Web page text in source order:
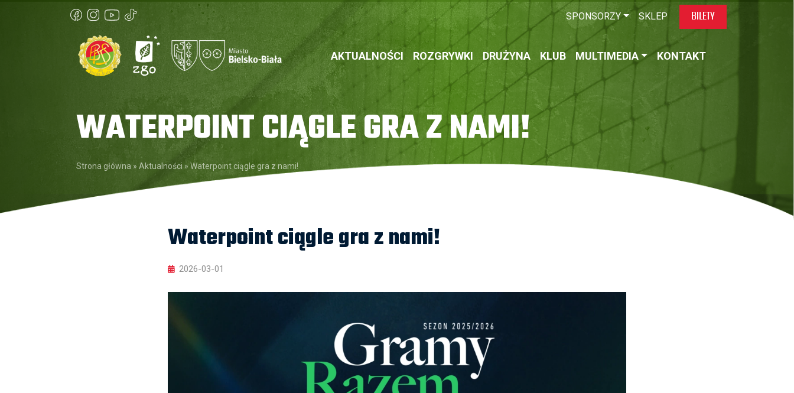
SPONSORZY SKLEP BILETY
AKTUALNOŚCI ROZGRYWKI DRUŻYNA KLUB MULTIMEDIA KONTAKT
WATERPOINT CIĄGLE GRA Z NAMI!
Strona główna » Aktualności »Waterpoint ciągle gra z nami!
Waterpoint ciągle gra z nami!
2026-03-01